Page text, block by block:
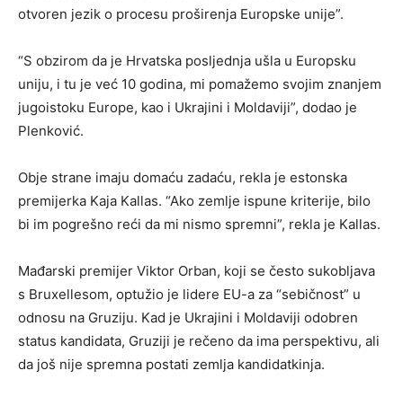
otvoren jezik o procesu proširenja Europske unije”.
“S obzirom da je Hrvatska posljednja ušla u Europsku
uniju, i tu je već 10 godina, mi pomažemo svojim znanjem
jugoistoku Europe, kao i Ukrajini i Moldaviji”, dodao je
Plenković.
Obje strane imaju domaću zadaću, rekla je estonska
premijerka Kaja Kallas. “Ako zemlje ispune kriterije, bilo
bi im pogrešno reći da mi nismo spremni”, rekla je Kallas.
Mađarski premijer Viktor Orban, koji se često sukobljava
s Bruxellesom, optužio je lidere EU-a za “sebičnost” u
odnosu na Gruziju. Kad je Ukrajini i Moldaviji odobren
status kandidata, Gruziji je rečeno da ima perspektivu, ali
da još nije spremna postati zemlja kandidatkinja.